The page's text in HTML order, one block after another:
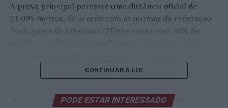
A prova principal percorre uma distância oficial de
21.095 metros, de acordo com as normas da Federação
Portuguesa de Atletismo (FPA) e conta com 40% de
no Coração com caráter solidário, já que a totalidade do
CONTINUAR A LER
PODE ESTAR INTERESSADO